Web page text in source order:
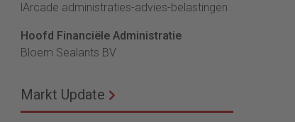
lArcade administraties-advies-belastingen
Hoofd Financiële Administratie
Bloem Sealants BV
Markt Update